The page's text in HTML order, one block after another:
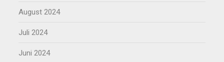
August 2024
Juli 2024
Juni 2024